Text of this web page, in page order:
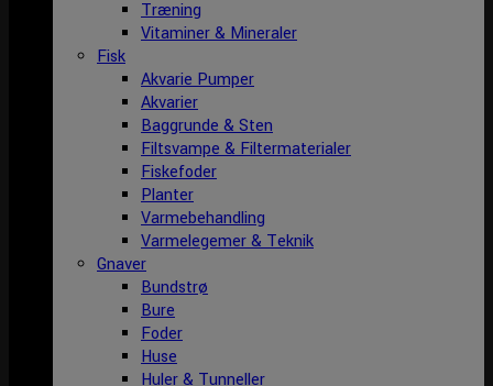
Træning
Vitaminer & Mineraler
Fisk
Akvarie Pumper
Akvarier
Baggrunde & Sten
Filtsvampe & Filtermaterialer
Fiskefoder
Planter
Varmebehandling
Varmelegemer & Teknik
Gnaver
Bundstrø
Bure
Foder
Huse
Huler & Tunneller